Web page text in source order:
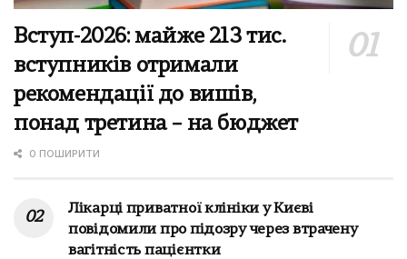
Вступ-2026: майже 213 тис.
вступників отримали
рекомендації до вишів,
понад третина – на бюджет
0 ПОШИРИТИ
Лікарці приватної клініки у Києві
повідомили про підозру через втрачену
вагітність пацієнтки